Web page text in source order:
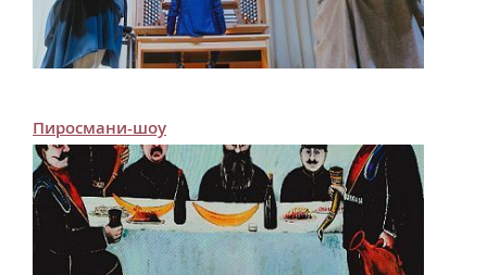
Пиросмани-шоу